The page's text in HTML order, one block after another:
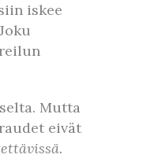
iskee
Mutta
eivät